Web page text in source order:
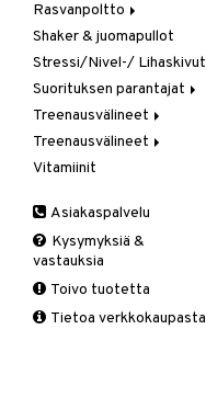
Heraproteiini
Sekoitettu proteiini
Soija- & Munaproteiini
Rasvanpoltto
Kapselit/Tabletit
Shaker & juomapullot
Stressi/Nivel-/ Lihaskivut
Suorituksen parantajat
Kreatiini
Muut
Pre-Workout
Treenausvälineet
Kuntoilu
Oheistarvikkeet
Treenausvälineet
Kävelysauvat
Tuki ja suoja
Kyynärpää
Pohkeet
Polvi
Vitamiinit
Asiakaspalvelu
Kysymyksiä &
vastauksia
Toivo tuotetta
Tietoa verkkokaupasta